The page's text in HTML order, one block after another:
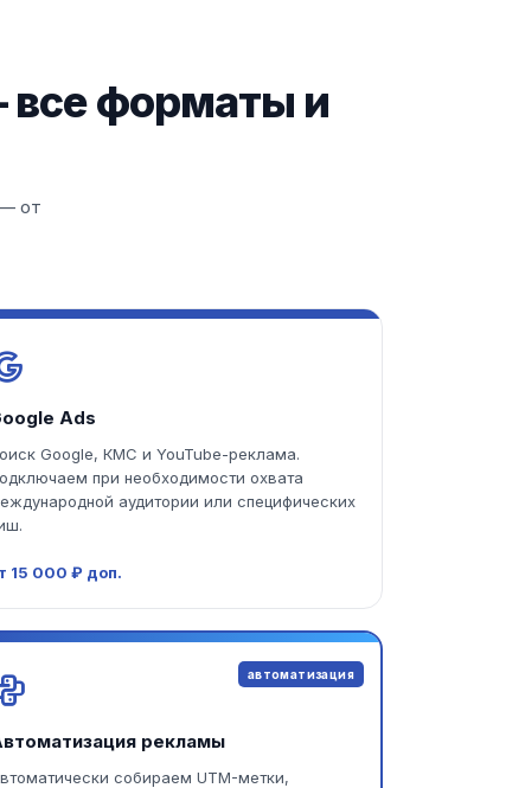
все форматы и
от
Ads
Google, КМС и YouTube-реклама.
при необходимости охвата
аудитории или специфических
15 000 ₽ доп.
автоматизация
рекламы
собираем UTM-метки,